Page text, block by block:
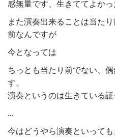
感無量です、生きててよかっ
また演奏出来ることは当た
前なんですが
今となっては
ちっとも当たり前でない、
す。
演奏というのは生きている証
…
今はどうやら演奏といって